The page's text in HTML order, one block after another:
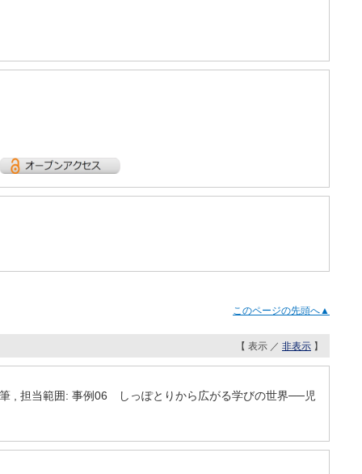
このページの先頭へ▲
【 表示 ／ 非表示 】
, 担当範囲: 事例06 しっぽとりから広がる学びの世界──児